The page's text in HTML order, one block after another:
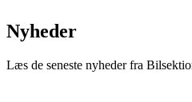
Nyheder
Læs de seneste nyheder fra